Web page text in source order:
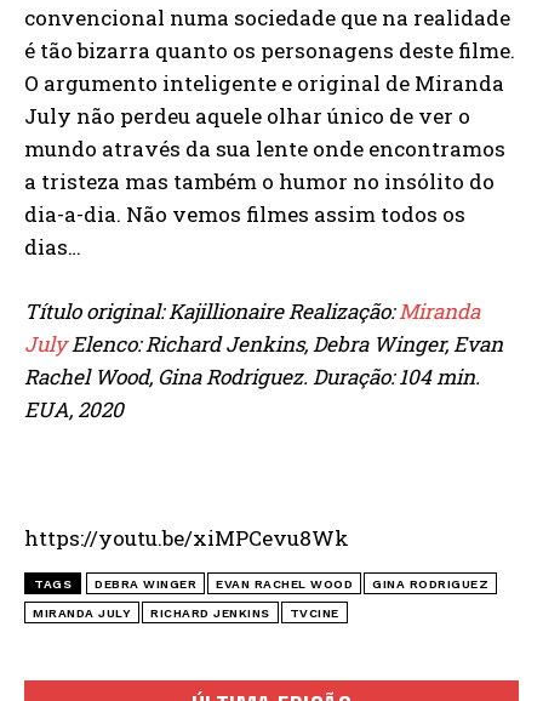
convencional numa sociedade que na realidade
é tão bizarra quanto os personagens deste filme.
O argumento inteligente e original de Miranda
July não perdeu aquele olhar único de ver o
mundo através da sua lente onde encontramos
a tristeza mas também o humor no insólito do
dia-a-dia. Não vemos filmes assim todos os
dias…
Título original: Kajillionaire Realização:Miranda
JulyElenco: Richard Jenkins, Debra Winger, Evan
Rachel Wood, Gina Rodriguez. Duração: 104 min.
EUA, 2020
https://youtu.be/xiMPCevu8Wk
TAGS DEBRA WINGER EVAN RACHEL WOOD GINA RODRIGUEZ
MIRANDA JULY RICHARD JENKINS TVCINE